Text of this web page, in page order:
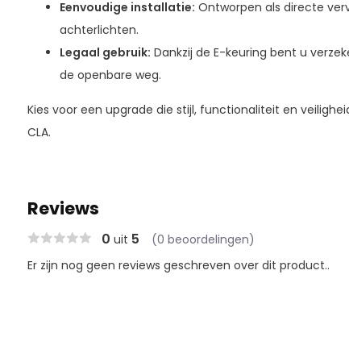
Eenvoudige installatie: Ontworpen als directe
achterlichten.
Legaal gebruik: Dankzij de E-keuring bent u
de openbare weg.
Kies voor een upgrade die stijl, functionaliteit en
CLA.
Reviews
0 uit 5 (0 beoordelingen)
Er zijn nog geen reviews geschreven over dit product..